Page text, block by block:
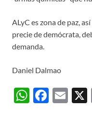
ALyC es zona de paz,
precie de demócrata,
demanda.
Daniel Dalmao
W F
E